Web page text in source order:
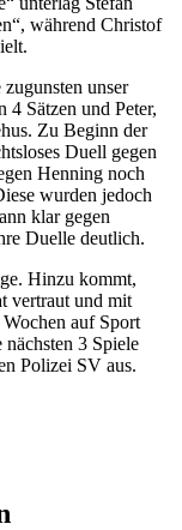
während Christof
unser
Sätzen und Peter,
Zu Beginn der
Duell gegen
Henning noch
wurden jedoch
klar gegen
Duelle deutlich.
Hinzu kommt,
vertraut und mit
auf Sport
3 Spiele
Polizei SV aus.